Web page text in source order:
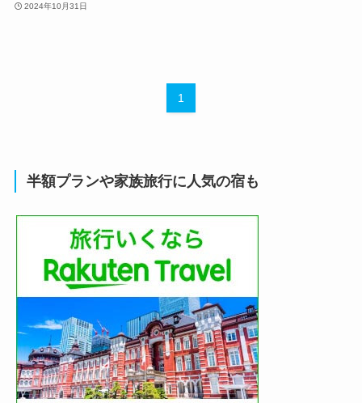
2024年10月31日
1
半額プランや家族旅行に人気の宿も